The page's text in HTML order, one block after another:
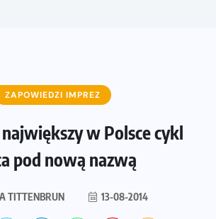
ZAPOWIEDZI IMPREZ
największy w Polsce cykl
pod nową nazwą
TITTENBRUN 13-08-2014